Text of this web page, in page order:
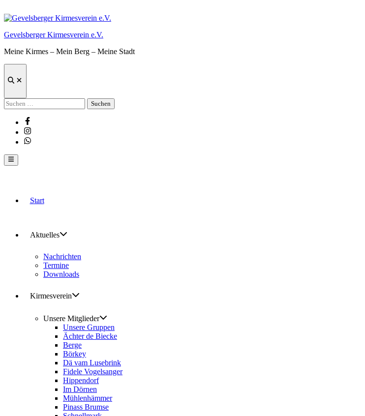
Inhalt
Gevelsberger Kirmesverein e.V.
Meine Kirmes – Mein Berg – Meine Stadt
Suche
Suchen
nach:
Facebook
Instagram
Whatsapp
Hauptmenü
Start
Aktuelles
Nachrichten
Termine
Downloads
Kirmesverein
Unsere Mitglieder
Unsere Gruppen
Ächter de Biecke
Berge
Börkey
Dä vam Lusebrink
Fidele Vogelsanger
Hippendorf
Im Dörnen
Mühlenhämmer
Pinass Brumse